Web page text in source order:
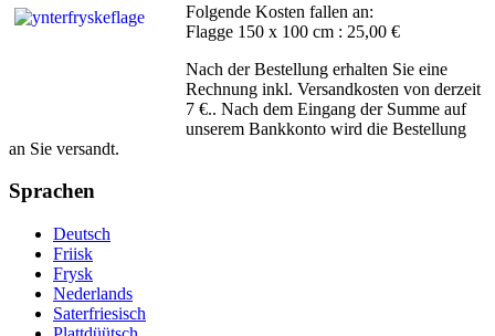
Folgende Kosten fallen an:
Flagge 150 x 100 cm : 25,00 €
Nach der Bestellung erhalten Sie eine
Rechnung inkl. Versandkosten von derzeit
7 €.. Nach dem Eingang der Summe auf
unserem Bankkonto wird die Bestellung
an Sie versandt.
Sprachen
Deutsch
Friisk
Frysk
Nederlands
Saterfriesisch